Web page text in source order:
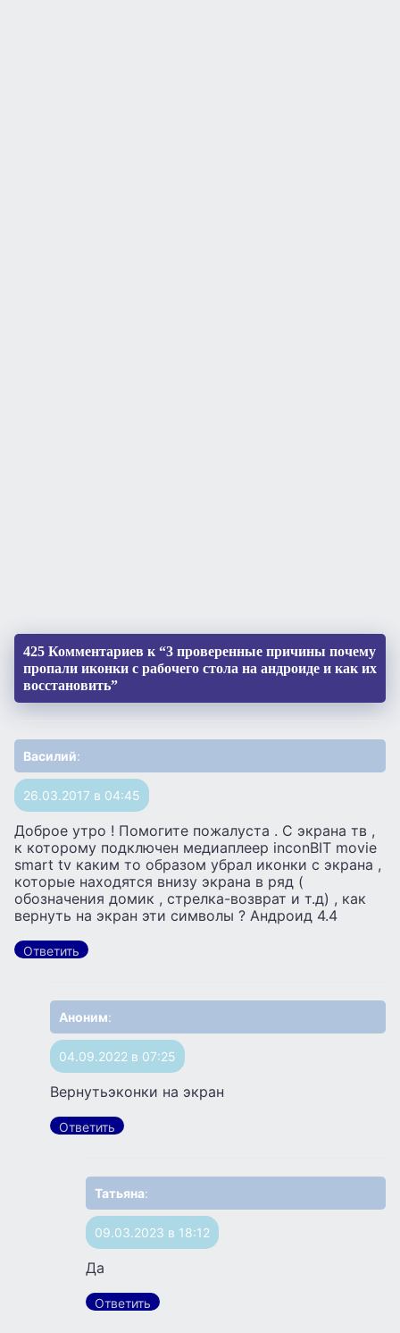
425 Комментариев к “3 проверенные причины почему
пропали иконки с рабочего стола на андроиде и как их
восстановить”
Василий:
26.03.2017 в 04:45
Доброе утро ! Помогите пожалуста . С экрана тв ,
к которому подключен медиаплеер inconBIT movie
smart tv каким то образом убрал иконки с экрана ,
которые находятся внизу экрана в ряд (
обозначения домик , стрелка-возврат и т.д) , как
вернуть на экран эти символы ? Андроид 4.4
Ответить
Аноним:
04.09.2022 в 07:25
Вернутьэконки на экран
Ответить
Татьяна:
09.03.2023 в 18:12
Да
Ответить